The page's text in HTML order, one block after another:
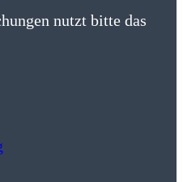
nutzt bitte das